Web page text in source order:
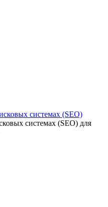
системах (SEO)
системах (SEO) для